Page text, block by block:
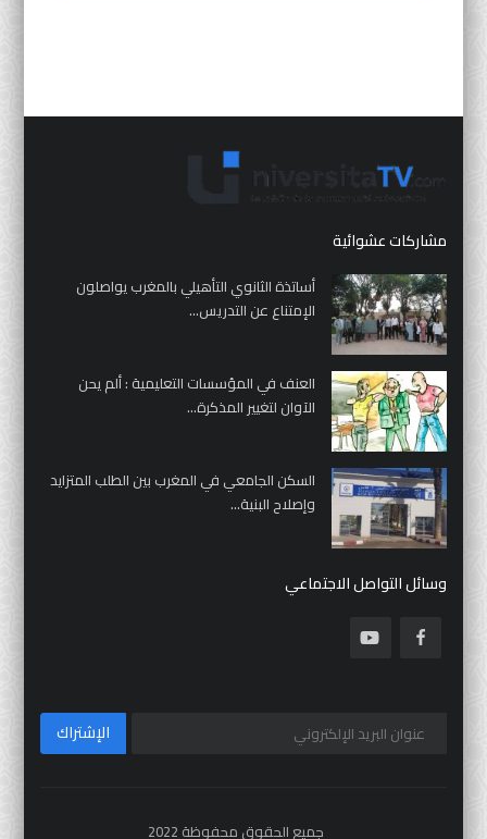
مشاركات عشوائية
أساتذة الثانوي التأهيلي بالمغرب يواصلون
الإمتناع عن التدريس...
العنف في المؤسسات التعليمية : ألم يحن
الآوان لتغيير المذكرة...
السكن الجامعي في المغرب بين الطلب المتزايد
وإصلاح البنية...
وسائل التواصل الاجتماعي
الإشتراك
جميع الحقوق محفوظة 2022